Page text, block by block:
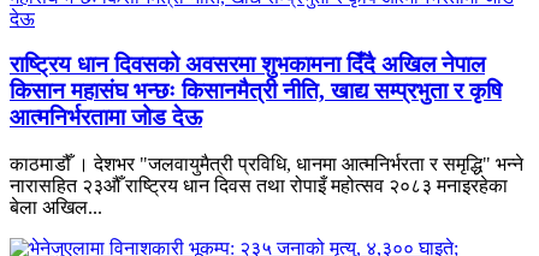
राष्ट्रिय धान दिवसको अवसरमा शुभकामना दिँदै अखिल नेपाल
किसान महासंघ भन्छः किसानमैत्री नीति, खाद्य सम्प्रभुता र कृषि
आत्मनिर्भरतामा जोड देऊ
काठमाडौँ । देशभर "जलवायुमैत्री प्रविधि, धानमा आत्मनिर्भरता र समृद्धि" भन्ने
नारासहित २३औँ राष्ट्रिय धान दिवस तथा रोपाइँ महोत्सव २०८३ मनाइरहेका
बेला अखिल...